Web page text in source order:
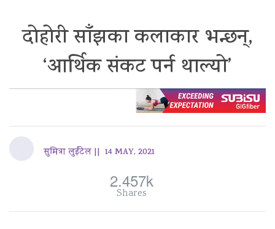
दोहोरी साँझका कलाकार भन्छन्,
‘आर्थिक संकट पर्न थाल्यो’
सुमित्रा लुईंटेल || 14 MAY, 2021
2.457k
Shares